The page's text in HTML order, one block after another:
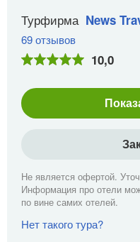
Турфирма News
69 отзывов
10,0
Не является офертой.
Информация про отели
по вине самих отелей.
Нет такого тура?